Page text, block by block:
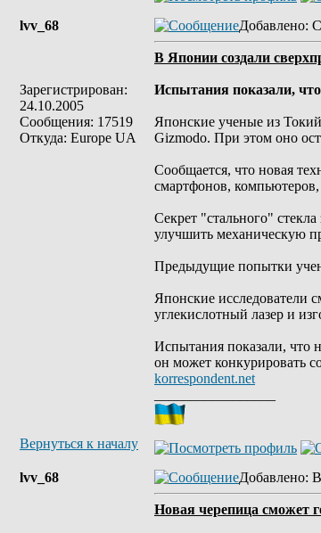
lvv_68
Зарегистрирован:
24.10.2005
Сообщения: 17519
Откуда: Europe UA
Добавлено:
В Японии создали
Испытания показали,
Японские ученые из
Gizmodo. При этом оно
Сообщается, что новая
смартфонов,
Секрет "стального"
улучшить механическую
Предыдущие попытки
Японские исследователи
углекислотный лазер и
Испытания показали, что
он может конкурировать
korrespondent.net
Вернуться к началу
lvv_68 Добавлено:
Новая черепица сможет